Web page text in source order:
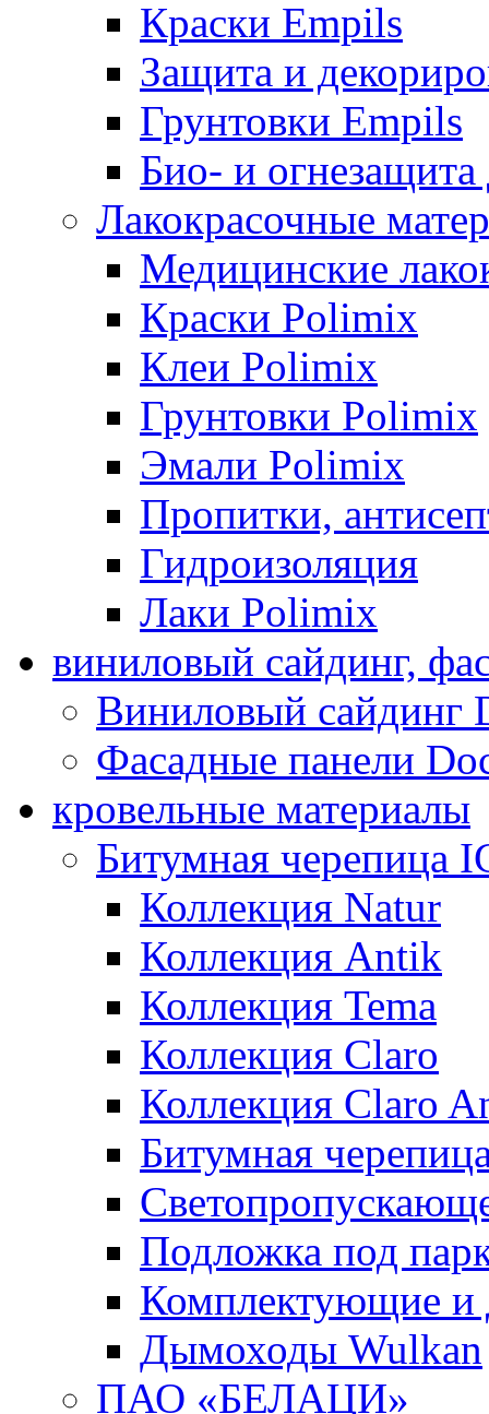
Краски Empils
Защита и
Грунтовки Empils
Био- и
Лакокрасочные
Медицинские
Краски Polimix
Клеи Polimix
Грунтовки Polimix
Эмали Polimix
Пропитки,
Гидроизоляция
Лаки Polimix
виниловый сайдинг,
Виниловый сайдинг
Фасадные панели
кровельные материалы
Битумная черепица
Коллекция Natur
Коллекция Antik
Коллекция Tema
Коллекция Claro
Коллекция Claro
Битумная
Подложка под
Комплектующие и
Дымоходы Wulkan
ПАО «БЕЛАЦИ»